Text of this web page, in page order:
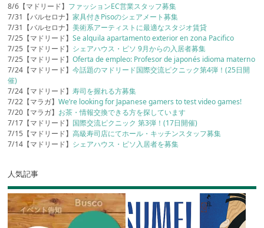
8/6【マドリード】 ファッションEC営業スタッフ募集
7/31【バルセロナ】家具付きPisoのシェアメート募集
7/31【バルセロナ】美術系アーティストに最適なスタジオ賃貸
7/25【マドリード】Se alquila apartamento exterior en zona Pacifico
7/25【マドリード】 シェアハウス・ピソ 9月からの入居者募集
7/25【マドリード】Oferta de empleo: Profesor de japonés idioma materno
7/24【マドリード】今話題のマドリード国際交流ピクニック第4弾！(25日開
催)
7/24【マドリード】寿司を握れる方募集
7/22【マラガ】We’re looking for Japanese gamers to test video games!
7/20【マラガ】 お茶・情報交換できる方を探しています
7/17【マドリード】 国際交流ピクニック 第3弾！(17日開催)
7/15【マドリード】高級寿司店にてホール・キッチンスタッフ募集
7/14【マドリード】 シェアハウス・ピソ入居者を募集
人気記事